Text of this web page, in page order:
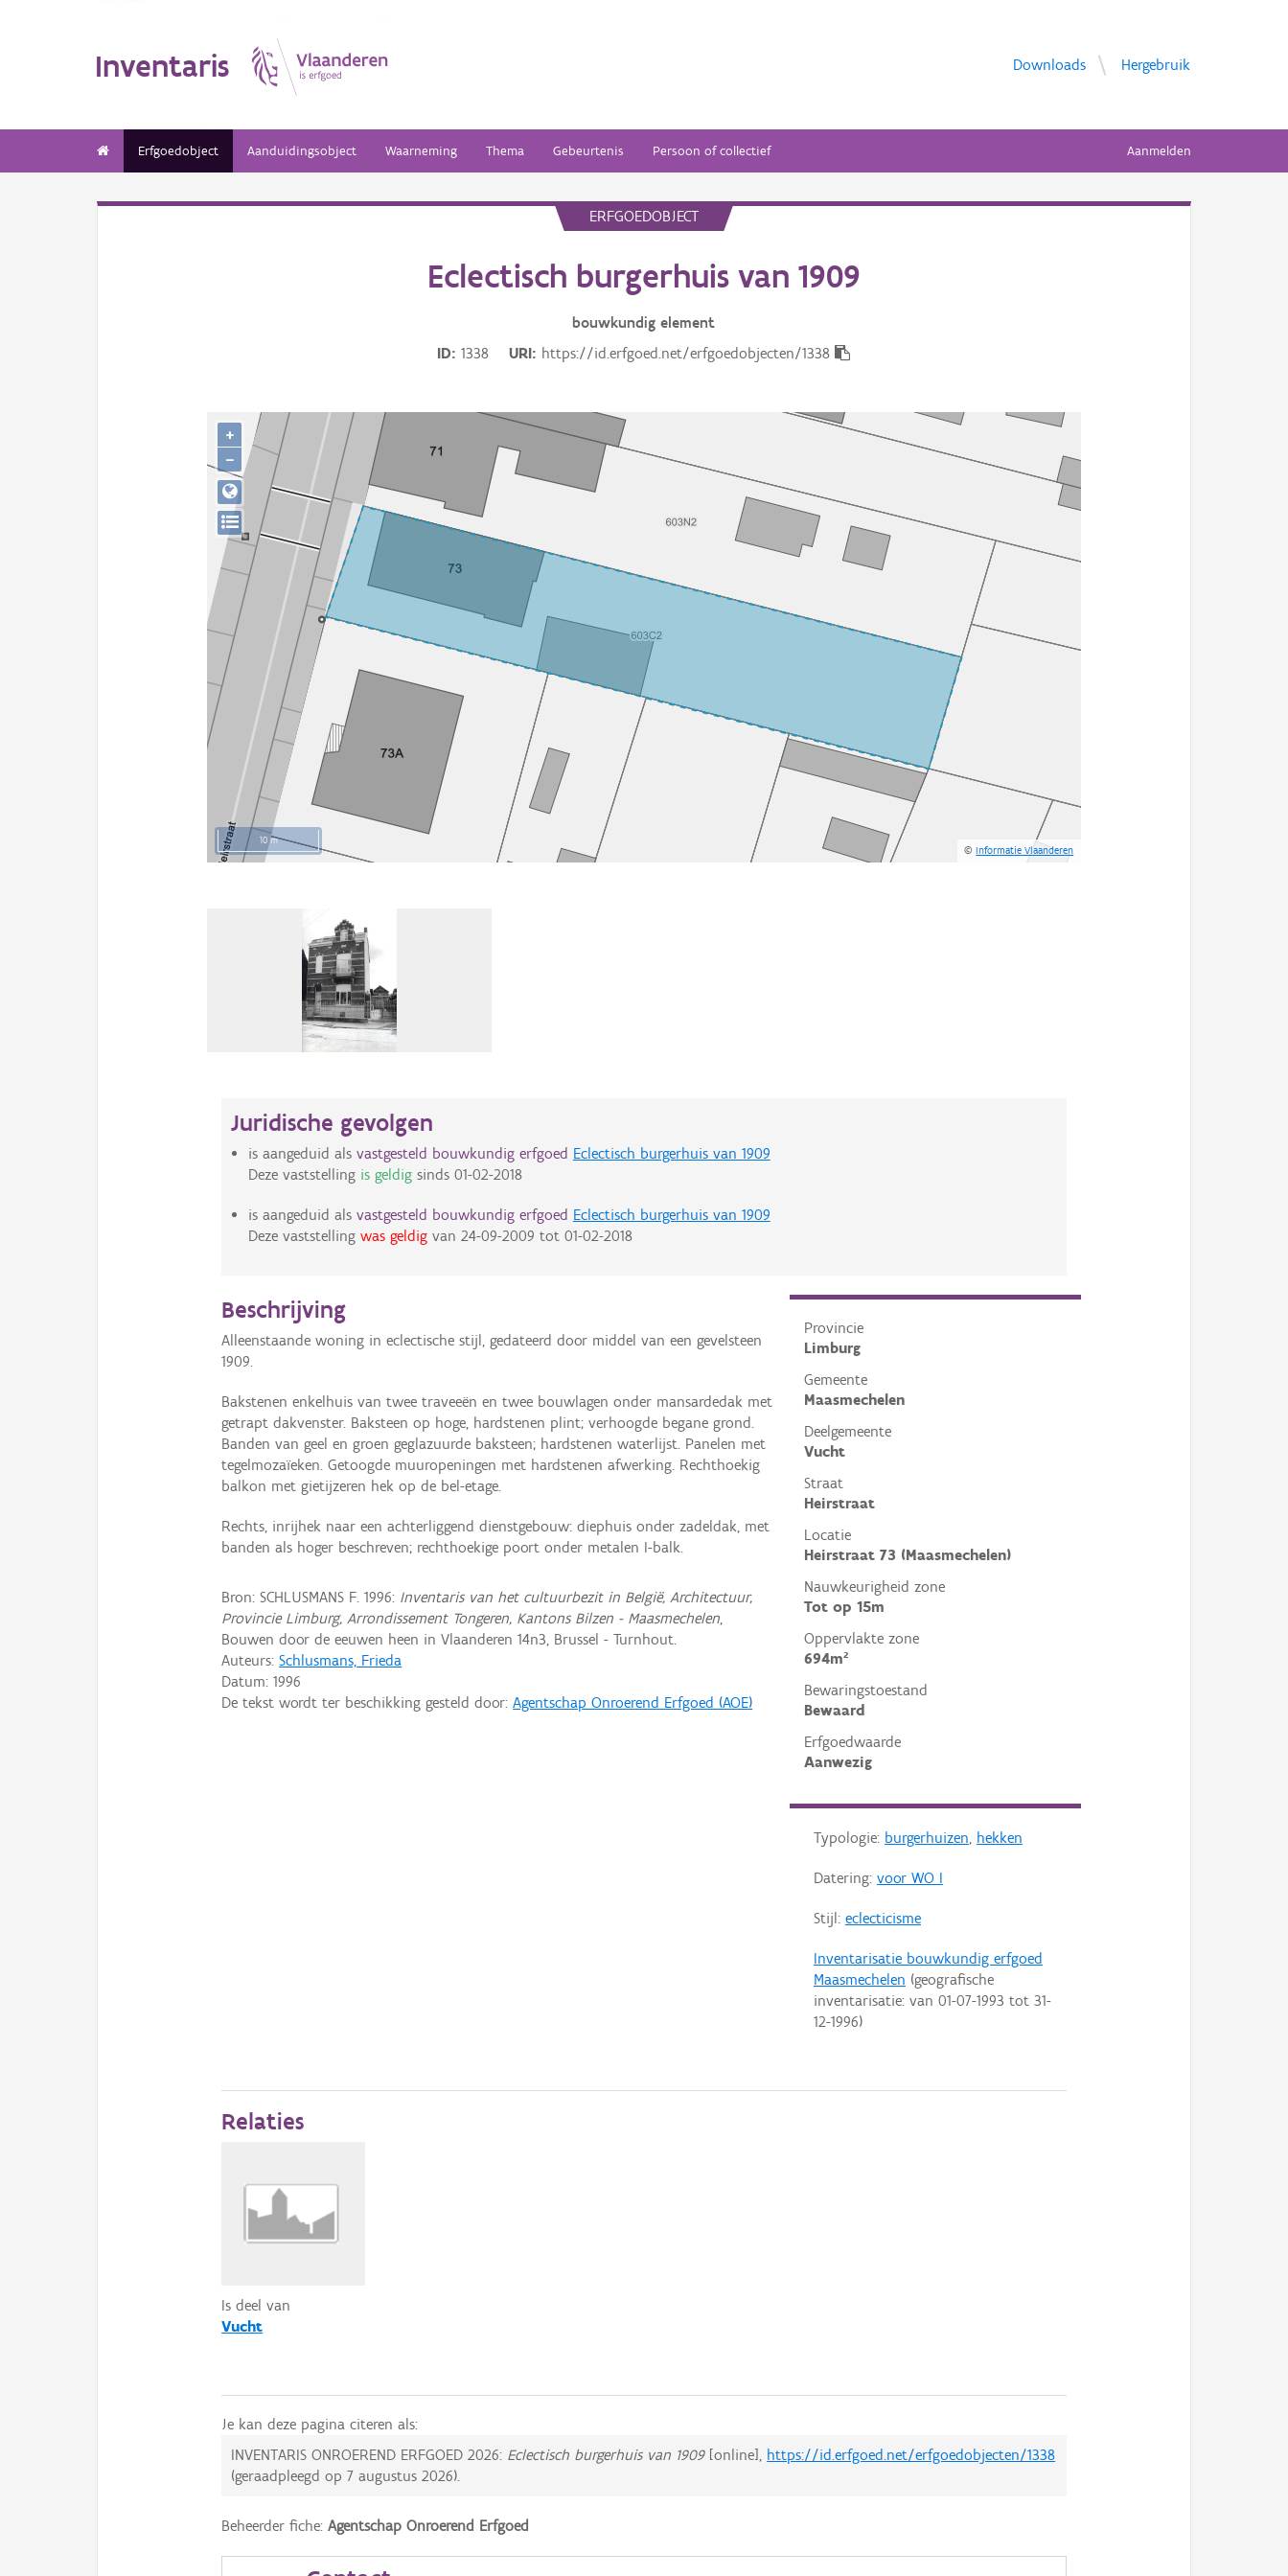
Inventaris Downloads Hergebruik
Erfgoedobject Aanduidingsobject Waarneming Thema Gebeurtenis Persoon of collectief Aanmelden
ERFGOEDOBJECT
Eclectisch burgerhuis van 1909
bouwkundig element
ID
1338 URI https://id.erfgoed.net/erfgoedobjecten/1338
10 m
©Informatie Vlaanderen
+
−
Juridische gevolgen
is aangeduid als vastgesteld bouwkundig erfgoed Eclectisch burgerhuis van 1909
Deze vaststelling is geldigsinds 01-02-2018
is aangeduid als vastgesteld bouwkundig erfgoed Eclectisch burgerhuis van 1909
Deze vaststelling was geldigvan 24-09-2009 tot 01-02-2018
Provincie
Limburg
Gemeente
Maasmechelen
Deelgemeente
Vucht
Straat
Heirstraat
Locatie
Heirstraat 73 (Maasmechelen)
Nauwkeurigheid zone
Tot op 15m
Oppervlakte zone
694m²
Bewaringstoestand
Bewaard
Erfgoedwaarde
Aanwezig
Typologie: burgerhuizen, hekken
Datering: voor WO I
Stijl: eclecticisme
Inventarisatie bouwkundig erfgoed
Maasmechelen (geografische
inventarisatie: van 01-07-1993 tot 31-
12-1996)
Beschrijving
Alleenstaande woning in eclectische stijl, gedateerd door middel van een gevelsteen
1909.
Bakstenen enkelhuis van twee traveeën en twee bouwlagen onder mansardedak met
getrapt dakvenster. Baksteen op hoge, hardstenen plint; verhoogde begane grond.
Banden van geel en groen geglazuurde baksteen; hardstenen waterlijst. Panelen met
tegelmozaïeken. Getoogde muuropeningen met hardstenen afwerking. Rechthoekig
balkon met gietijzeren hek op de bel-etage.
Rechts, inrijhek naar een achterliggend dienstgebouw: diephuis onder zadeldak, met
banden als hoger beschreven; rechthoekige poort onder metalen I-balk.
Bron: SCHLUSMANS F. 1996: Inventaris van het cultuurbezit in België, Architectuur,
Provincie Limburg, Arrondissement Tongeren, Kantons Bilzen - Maasmechelen,
Bouwen door de eeuwen heen in Vlaanderen 14n3, Brussel - Turnhout.
Auteurs:Schlusmans, Frieda
Datum:1996
De tekst wordt ter beschikking gesteld door:Agentschap Onroerend Erfgoed (AOE)
Relaties
Is deel van
Vucht
Je kan deze pagina citeren als:
INVENTARIS ONROEREND ERFGOED 2026: Eclectisch burgerhuis van 1909[online], https://id.erfgoed.net/erfgoedobjecten/1338
(geraadpleegd op7 augustus 2026).
Beheerder fiche:Agentschap Onroerend Erfgoed